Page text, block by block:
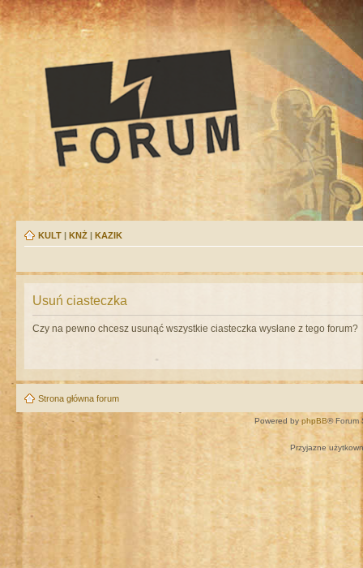
KULT | KNŻ | KAZIK
Usuń ciasteczka
Czy na pewno chcesz usunąć wszystkie ciasteczka wysłane z tego forum?
Strona główna forum
Powered by phpBB® Forum
Przyjazne